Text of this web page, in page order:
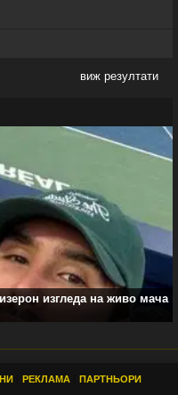
виж резултати
изгледа на живо мача
РЕКЛАМА ПАРТНЬОРИ